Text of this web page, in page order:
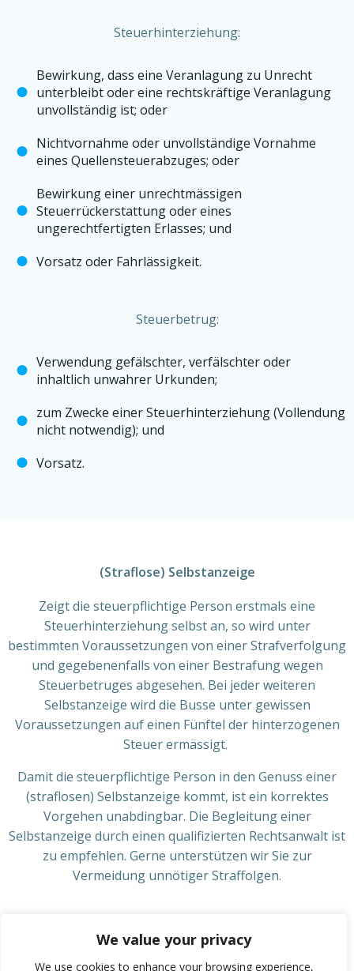
We value your privacy
We use cookies to enhance your browsing experience,
Steuerhinterziehung:
Bewirkung, dass eine Veranlagung zu Unrecht
unterbleibt oder eine rechtskräftige Veranlagung
unvollständig ist; oder
Nichtvornahme oder unvollständige Vornahme
eines Quellensteuerabzuges; oder
Bewirkung einer unrechtmässigen
Steuerrückerstattung oder eines
ungerechtfertigten Erlasses; und
Vorsatz oder Fahrlässigkeit.
Steuerbetrug:
Verwendung gefälschter, verfälschter oder
inhaltlich unwahrer Urkunden;
zum Zwecke einer Steuerhinterziehung (Vollendung
nicht notwendig); und
Vorsatz.
(Straflose) Selbstanzeige
Zeigt die steuerpflichtige Person erstmals eine
Steuerhinterziehung selbst an, so wird unter
bestimmten Voraussetzungen von einer Strafverfolgung
und gegebenenfalls von einer Bestrafung wegen
Steuerbetruges abgesehen. Bei jeder weiteren
Selbstanzeige wird die Busse unter gewissen
Voraussetzungen auf einen Fünftel der hinterzogenen
Steuer ermässigt.
Damit die steuerpflichtige Person in den Genuss einer
(straflosen) Selbstanzeige kommt, ist ein korrektes
Vorgehen unabdingbar. Die Begleitung einer
Selbstanzeige durch einen qualifizierten Rechtsanwalt ist
zu empfehlen. Gerne unterstützen wir Sie zur
Vermeidung unnötiger Straffolgen.